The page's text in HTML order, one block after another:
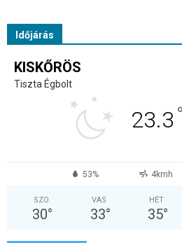
Időjárás
KISKŐRÖS
Tiszta Égbolt
23.3 °
53% 4kmh
SZO
30°
VAS
33°
HÉT
35°